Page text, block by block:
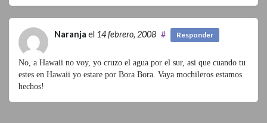
Naranja el 14 febrero, 2008 # Responder
No, a Hawaii no voy, yo cruzo el agua por el sur, asi que cuando tu
estes en Hawaii yo estare por Bora Bora. Vaya mochileros estamos
hechos!